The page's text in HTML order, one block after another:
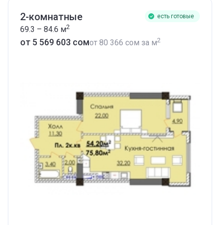
2-комнатные есть готовые
69.3 – 84.6 м2
от ‍5 569 603 сомот ‍80 366 сом за м2